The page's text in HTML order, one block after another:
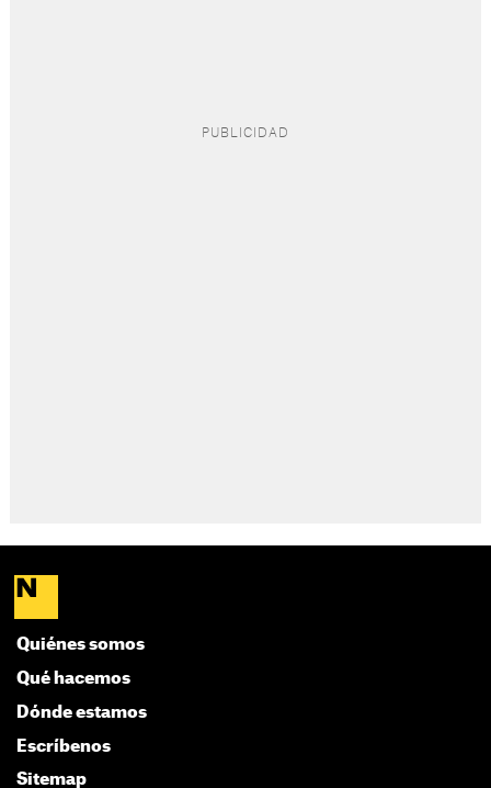
Quiénes somos
Qué hacemos
Dónde estamos
Escríbenos
Sitemap